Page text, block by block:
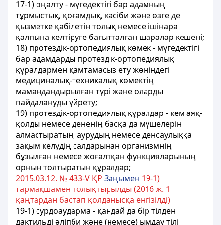
17-1) оңалту - мүгедектігі бар адамның
тұрмыстық, қоғамдық, кәсіби және өзге де
қызметке қабілетін толық немесе ішінара
қалпына келтіруге бағытталған шаралар кешені;
18) протездiк-ортопедиялық көмек - мүгедектігі
бар адамдарды протездiк-ортопедиялық
құралдармен қамтамасыз ету жөніндегі
медициналық-техникалық көмектiң
мамандандырылған түрi және оларды
пайдалануды үйрету;
19) протездiк-ортопедиялық құралдар - кем аяқ-
қолды немесе дененiң басқа да мүшелерiн
алмастыратын, аурудың немесе денсаулыққа
зақым келудiң салдарынан организмнiң
бұзылған немесе жоғалтқан функцияларының
орнын толтыратын құралдар;
2015.03.12. № 433-V ҚР Заңымен 19-1)
тармақшамен толықтырылды (2016 ж. 1
қаңтардан бастап қолданысқа енгiзiлдi)
19-1) сурдоаударма - қандай да бір тілден
дактильді әліпби және (немесе) ымдау тілі